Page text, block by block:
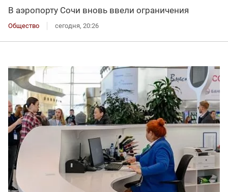
В аэропорту Сочи вновь ввели ограничения
Общество сегодня, 20:26